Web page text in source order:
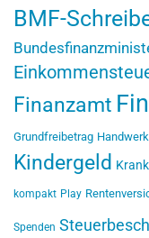
BMF-
Finanzamt
Grundfreibetrag
Kindergeld
kompakt Play
Spenden